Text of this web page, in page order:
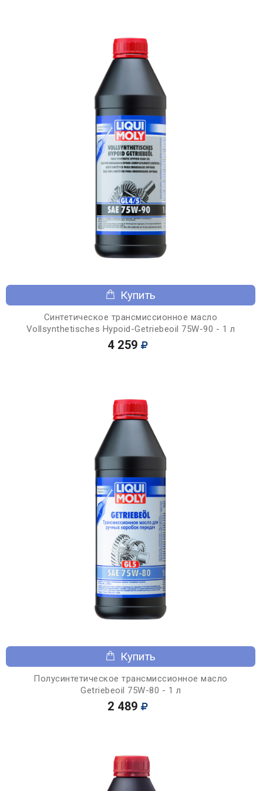
Купить
Синтетическое трансмиссионное масло
Vollsynthetisches Hypoid-Getriebeoil 75W-90 - 1 л
4 259
Купить
Полусинтетическое трансмиссионное масло
Getriebeoil 75W-80 - 1 л
2 489